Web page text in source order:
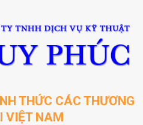
THỨC CÁC THƯƠNG
VIỆT NAM